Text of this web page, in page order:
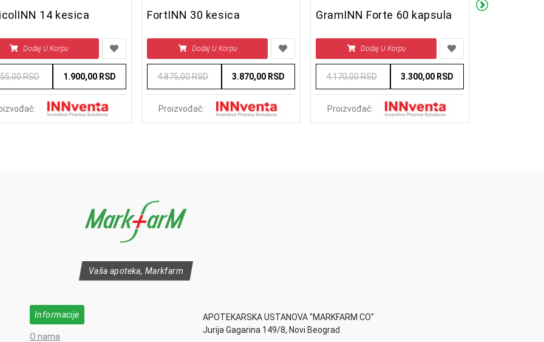
14 kesica
Dodaj U Korpu
RSD 1.900,00 RSD
FortINN 30 kesica
Dodaj U Korpu
4.875,00 RSD 3.870,00 RSD
Proizvođač:
GramINN Forte 60 kapsula
Dodaj U Korpu
4.170,00 RSD 3.300,00 RSD
Proizvođač:
Vaša apoteka, Markfarm
Informacije
O nama
APOTEKARSKA USTANOVA "MARKFARM CO"
Jurija Gagarina 149/8, Novi Beograd